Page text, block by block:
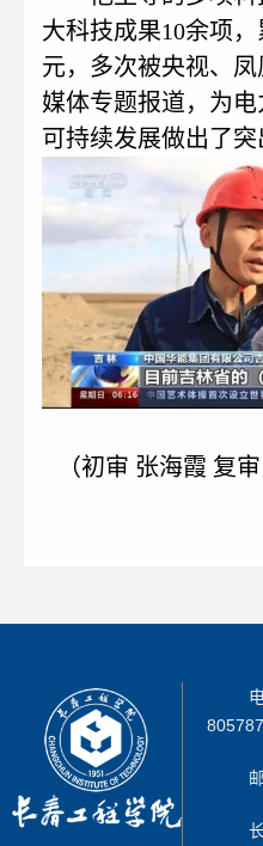
大科技成果10余项
元，多次被央视、
媒体专题报道，为
可持续发展做出了突
（初审 张海霞 复